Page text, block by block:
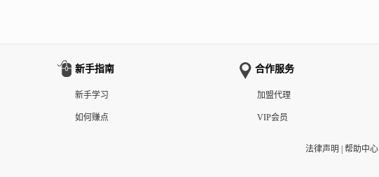
新手指南
新手学习
如何赚点
合作服务
加盟代理
VIP会员
法律声明 帮助中心